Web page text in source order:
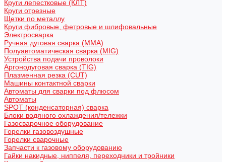
Круги лепестковые (КЛТ)
Круги отрезные
Щетки по металлу
Круги фибровые, фетровые и шлифовальные
Электросварка
Ручная дуговая сварка (MMA)
Полуавтоматическая сварка (MIG)
Устройства подачи проволоки
Аргонодуговая сварка (TIG)
Плазменная резка (CUT)
Машины контактной сварки
Автоматы для сварки под флюсом
Автоматы
SPOT (конденсаторная) сварка
Блоки водяного охлаждения/тележки
Газосварочное оборудование
Горелки газовоздушные
Горелки сварочные
Запчасти к газовому оборудованию
Гайки накидные, ниппеля, переходники и тройники